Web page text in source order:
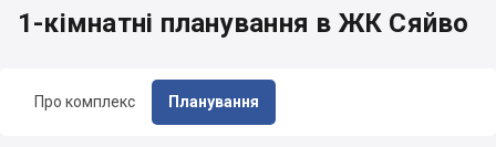
Про комплекс Планування
1-кімнатні планування в ЖК Сяйво